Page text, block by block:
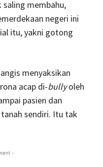
membahu,
negeri ini
itu, yakni gotong
menyaksikan
acap di-bullyoleh
pasien dan
sendiri. Itu tak
-